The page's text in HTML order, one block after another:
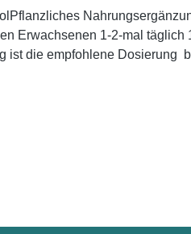
Erwachsenen 1-2-mal
ist die empfohlene
Jahre 6 ml pro halbes Glas